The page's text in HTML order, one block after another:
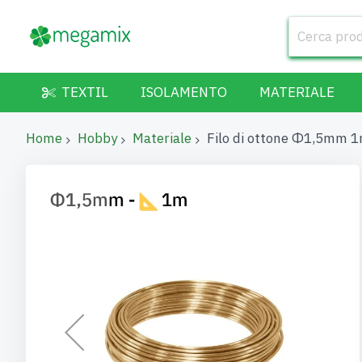
TEXTIL ISOLAMENTO MATERIALE
Home Hobby Materiale Filo di ottone Φ1,5mm
Vai
alla
immagini